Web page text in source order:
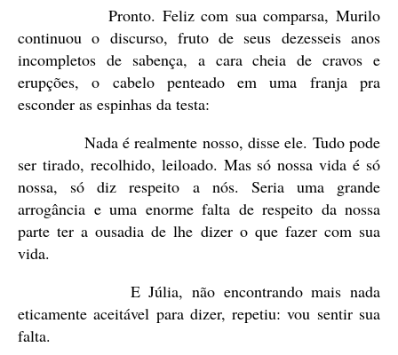
Pronto. Feliz com sua comparsa, Murilo
continuou o discurso, fruto de seus dezesseis anos
incompletos de sabença, a cara cheia de cravos e
erupções, o cabelo penteado em uma franja pra
esconder as espinhas da testa:
Nada é realmente nosso, disse ele. Tudo pode
ser tirado, recolhido, leiloado. Mas só nossa vida é só
nossa, só diz respeito a nós. Seria uma grande
arrogância e uma enorme falta de respeito da nossa
parte ter a ousadia de lhe dizer o que fazer com sua
vida.
E Júlia, não encontrando mais nada
eticamente aceitável para dizer, repetiu: vou sentir sua
falta.